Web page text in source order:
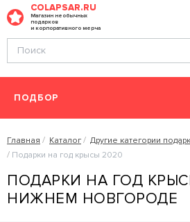
COLAPSAR.RU
Магазин необычных
подарков
и корпоративного мерча
ПОДБОР
Главная Каталог
Другие категории
Подарки на год крысы 2020
ПОДАРКИ НА ГОД
НИЖНЕМ НОВГОРОДЕ